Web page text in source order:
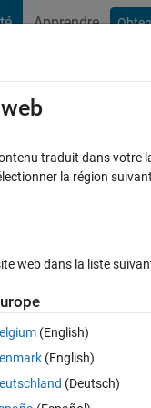
Apprendre
a table ??
can i
traduit dans votre
la région
web dans la liste
(English)
(English)
(Deutsch)